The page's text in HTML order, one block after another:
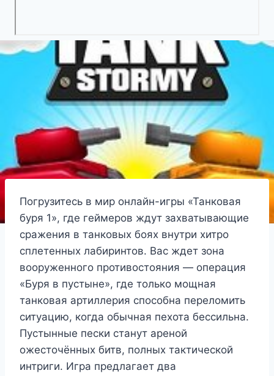
Погрузитесь в мир онлайн-игры «Танковая
буря 1», где геймеров ждут захватывающие
сражения в танковых боях внутри хитро
сплетенных лабиринтов. Вас ждет зона
вооруженного противостояния — операция
«Буря в пустыне», где только мощная
танковая артиллерия способна переломить
ситуацию, когда обычная пехота бессильна.
Пустынные пески станут ареной
ожесточённых битв, полных тактической
интриги. Игра предлагает два